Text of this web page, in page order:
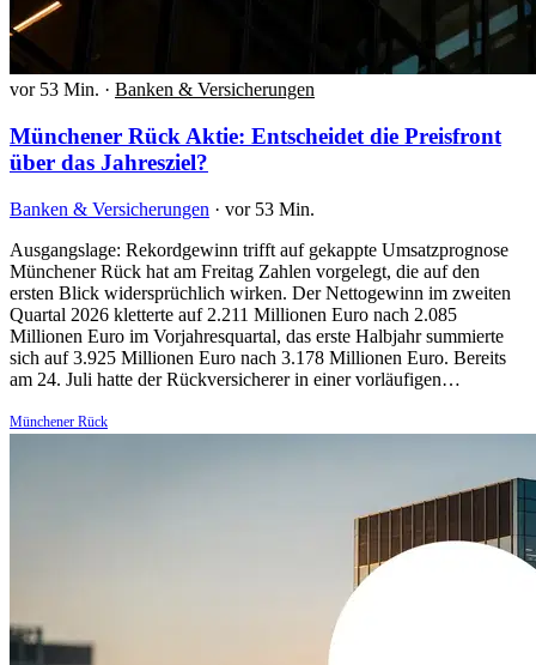
vor 53 Min. · Banken & Versicherungen
Münchener Rück Aktie: Entscheidet die Preisfront
über das Jahresziel?
Banken & Versicherungen · vor 53 Min.
Ausgangslage: Rekordgewinn trifft auf gekappte Umsatzprognose
Münchener Rück hat am Freitag Zahlen vorgelegt, die auf den
ersten Blick widersprüchlich wirken. Der Nettogewinn im zweiten
Quartal 2026 kletterte auf 2.211 Millionen Euro nach 2.085
Millionen Euro im Vorjahresquartal, das erste Halbjahr summierte
sich auf 3.925 Millionen Euro nach 3.178 Millionen Euro. Bereits
am 24. Juli hatte der Rückversicherer in einer vorläufigen…
Münchener Rück